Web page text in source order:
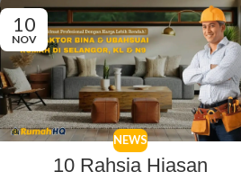
10
NOV
NEWS
10 Rahsia Hiasan